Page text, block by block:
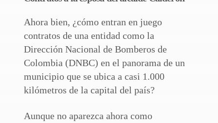
Ahora bien, ¿cómo entran en juego
contratos de una entidad como la
Dirección Nacional de Bomberos de
Colombia (DNBC) en el panorama de un
municipio que se ubica a casi 1.000
kilómetros de la capital del país?
Aunque no aparezca ahora como